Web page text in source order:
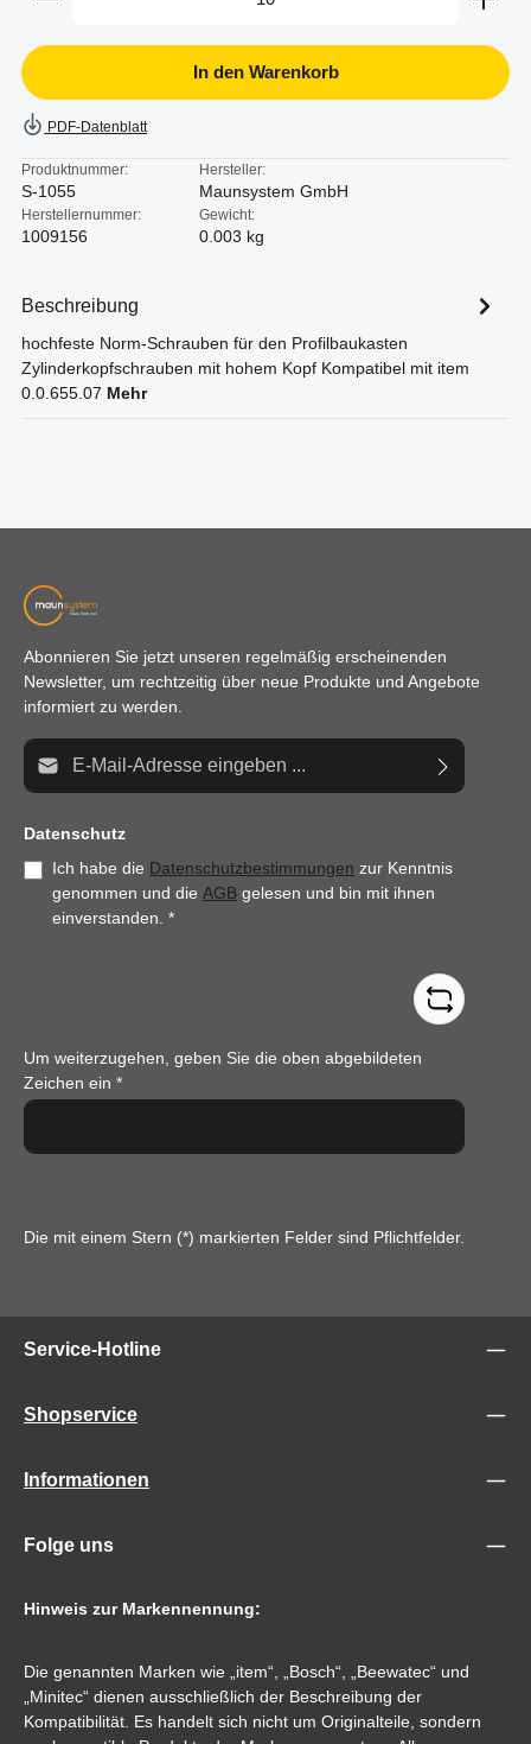
In den Warenkorb
PDF-Datenblatt
Produktnummer:
S-1055
Hersteller:
Maunsystem GmbH
Herstellernummer:
1009156
Gewicht:
0.003 kg
Beschreibung
hochfeste Norm-Schrauben für den Profilbaukasten
Zylinderkopfschrauben mit hohem Kopf Kompatibel mit item
0.0.655.07 Mehr
Abonnieren Sie jetzt unseren regelmäßig erscheinenden
Newsletter, um rechtzeitig über neue Produkte und Angebote
informiert zu werden.
E-Mail-Adresse*
Datenschutz
Ich habe die Datenschutzbestimmungen zur Kenntnis
genommen und die AGB gelesen und bin mit ihnen
einverstanden. *
Um weiterzugehen, geben Sie die oben abgebildeten
Zeichen ein *
Die mit einem Stern (*) markierten Felder sind Pflichtfelder.
Service-Hotline
Shopservice
Informationen
Folge uns
Hinweis zur Markennennung:
Die genannten Marken wie „item“, „Bosch“, „Beewatec“ und
„Minitec“ dienen ausschließlich der Beschreibung der
Kompatibilität. Es handelt sich nicht um Originalteile, sondern